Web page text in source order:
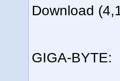
Download
GIGA-BYTE: